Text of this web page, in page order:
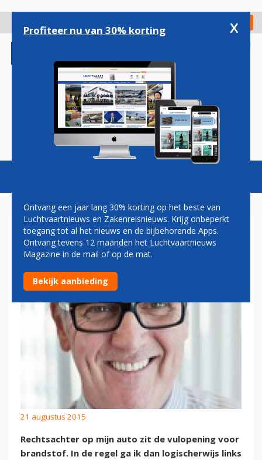
gaan
Check in
Magazine Podcasts Vacatures
HENK VAN DEN HELDER:
KLERESLANGEN
21 augustus 2015
Rechtsachter op mijn auto zit de vulopening voor
brandstof. In de regel ga ik dan logischerwijs links
Profiteer nu van 30% korting x
Ontvang een jaar lang 30% korting op het beste van
Luchtvaartnieuws en Zakenreisnieuws. Krijg onbeperkt
toegang tot al het nieuws en de bijbehorende Apps.
Ontvang tevens 12 maanden het Luchtvaartnieuws
Magazine in de mail of op de mat.
Bekijk aanbieding